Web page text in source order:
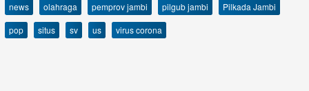
news
olahraga pemprov jambi pilgub jambi
Pilkada Jambi
pop
situs sv us virus corona